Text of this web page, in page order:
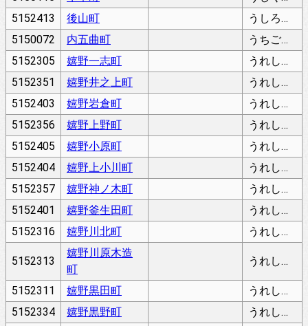
5152413
後山町
うしろやまちょう
5150072
内五曲町
うちごまがりちょう
5152305
嬉野一志町
うれしのいちしちょう
5152351
嬉野井之上町
うれしのいのうえちょう
5152403
嬉野岩倉町
うれしのいわくらちょう
5152356
嬉野上野町
うれしのうえのちょう
5152405
嬉野小原町
うれしのおはらちょう
5152404
嬉野上小川町
うれしのかみおがわちょう
5152357
嬉野神ノ木町
うれしのかみのきちょう
5152401
嬉野釜生田町
うれしのかもだちょう
5152316
嬉野川北町 うれしのかわぎたちょう
5152313
嬉野川原木造
町
うれしのかわらこつくりちょう
5152311 嬉野黒田町
うれしのくろだちょう
5152334
嬉野黒野町
うれしのくろのちょう